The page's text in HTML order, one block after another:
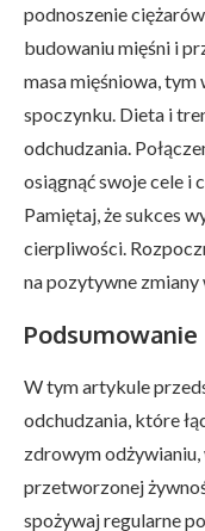
podnoszenie
budowaniu mięśni i
masa mięśniowa,
spoczynku. Dieta i
odchudzania.
osiągnąć swoje cele i
Pamiętaj, że sukces
cierpliwości.
na pozytywne zmiany
Podsumowanie
W tym artykule
odchudzania, które
zdrowym
przetworzonej
spożywaj regularne